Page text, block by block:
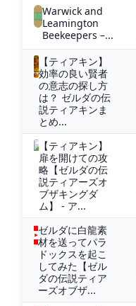
Warwick and
Leamington
Beekeepers –...
【ティアキン】
効率の良い賢者
の意志の探し方
は？ ゼルダの伝
説ティアキンま
とめ...
【ティアキン】
扉を開けての攻
略【ゼルダの伝
説ティアーズオ
ブザキングダ
ム】 - ア...
ゼルダに白龍素
材を送ってパラ
ドックスを起こ
してみた【ゼル
ダの伝説ティア
ーズオブザ...